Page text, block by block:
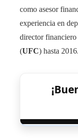
como asesor
experiencia en
director
(UFC) hasta 2016.